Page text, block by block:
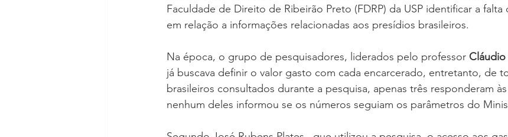
Faculdade de Direito de Ribeirão Preto (FDRP) da USP identificar a falta
em relação a informações relacionadas aos presídios brasileiros.
Na época, o grupo de pesquisadores, liderados pelo professor Cláudio
já buscava definir o valor gasto com cada encarcerado, entretanto, de
brasileiros consultados durante a pesquisa, apenas três responderam
nenhum deles informou se os números seguiam os parâmetros do